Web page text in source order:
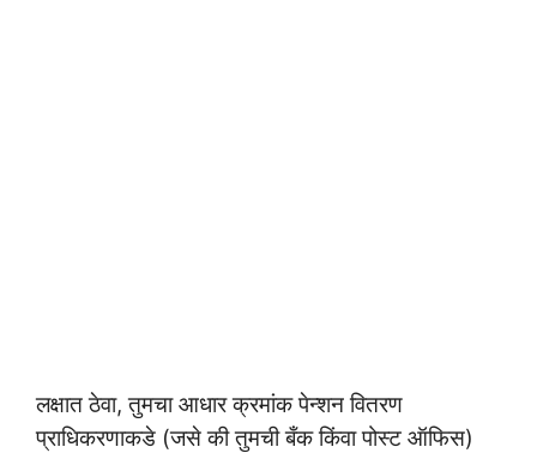
लक्षात ठेवा, तुमचा आधार क्रमांक पेन्शन वितरण
प्राधिकरणाकडे (जसे की तुमची बँक किंवा पोस्ट ऑफिस)